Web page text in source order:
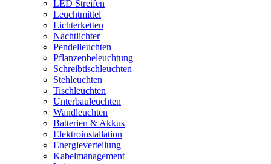
LED Streifen
Leuchtmittel
Lichterketten
Nachtlichter
Pendelleuchten
Pflanzenbeleuchtung
Schreibtischleuchten
Stehleuchten
Tischleuchten
Unterbauleuchten
Wandleuchten
Batterien & Akkus
Elektroinstallation
Energieverteilung
Kabelmanagement